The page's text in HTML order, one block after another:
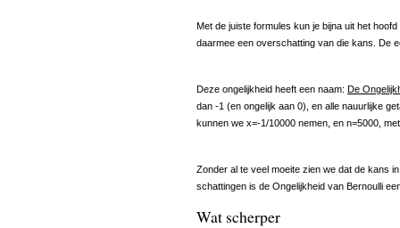
Met de juiste formules kun je bijna uit het
daarmee een overschatting van die kans. De
Deze ongelijkheid heeft een naam: De
dan -1 (en ongelijk aan 0), en alle nauurlijke
kunnen we x=-1/10000 nemen, en n=5000,
Zonder al te veel moeite zien we dat de kans
schattingen is de Ongelijkheid van Bernoulli
Wat scherper